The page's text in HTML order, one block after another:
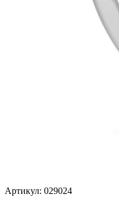
Артикул: 029024